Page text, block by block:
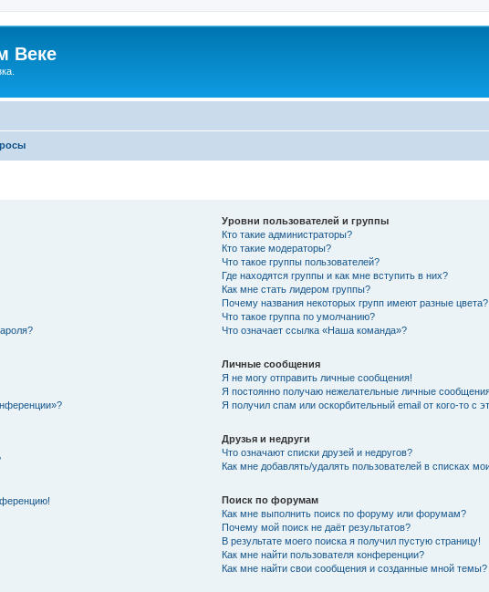
Веке
Уровни пользователей и группы
Кто такие администраторы?
Кто такие модераторы?
Что такое группы пользователей?
Где находятся группы и как мне вступить в них?
Как мне стать лидером группы?
Почему названия некоторых групп имеют разные цвета?
Что такое группа по умолчанию?
Что означает ссылка «Наша команда»?
Личные сообщения
Я не могу отправить личные сообщения!
Я постоянно получаю нежелательные личные
Я получил спам или оскорбительный email от кого-то с
Друзья и недруги
Что означают списки друзей и недругов?
Как мне добавлять/удалять пользователей в списках
Поиск по форумам
Как мне выполнить поиск по форуму или форумам?
Почему мой поиск не даёт результатов?
В результате моего поиска я получил пустую страницу!
Как мне найти пользователя конференции?
Как мне найти свои сообщения и созданные мной темы?